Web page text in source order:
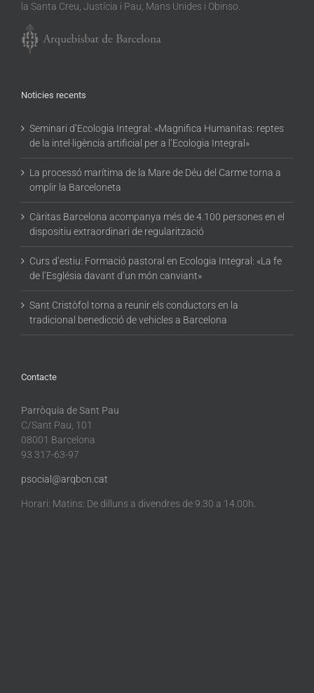
la Santa Creu, Justícia i Pau, Mans Unides i Obinso.
Noticies recents
Seminari d’Ecologia Integral: «Magnifica Humanitas: reptes
de la intel·ligència artificial per a l’Ecologia Integral»
La processó marítima de la Mare de Déu del Carme torna a
omplir la Barceloneta
Càritas Barcelona acompanya més de 4.100 persones en el
dispositiu extraordinari de regularització
Curs d’estiu: Formació pastoral en Ecologia Integral: «La fe
de l’Església davant d’un món canviant»
Sant Cristòfol torna a reunir els conductors en la
tradicional benedicció de vehicles a Barcelona
Contacte
Parròquia de Sant Pau
C/Sant Pau, 101
08001 Barcelona
93 317-63-97
psocial@arqbcn.cat
Horari: Matins: De dilluns a divendres de 9.30 a 14.00h.